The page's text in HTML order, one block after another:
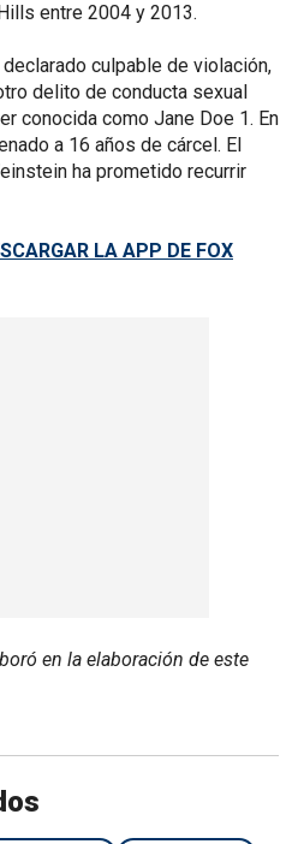
entre 2004 y 2013.
culpable de violación,
delito de conducta sexual
conocida como Jane Doe 1. En
a 16 años de cárcel. El
ha prometido recurrir
LA APP DE FOX
en la elaboración de este